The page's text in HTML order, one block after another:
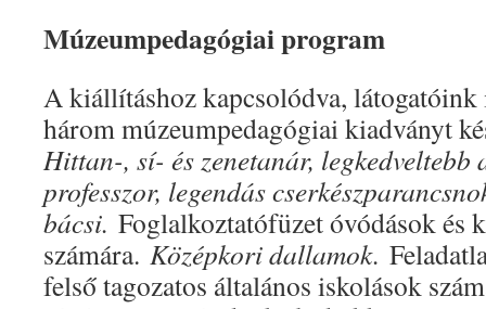
Múzeumpedagógiai program
A kiállításhoz kapcsolódva, látogatóink
három múzeumpedagógiai kiadványt
Hittan-, sí- és zenetanár, legkedveltebb
professzor, legendás
bácsi. Foglalkoztatófüzet óvódások és
számára. Középkori dallamok.
felső tagozatos általános iskolások